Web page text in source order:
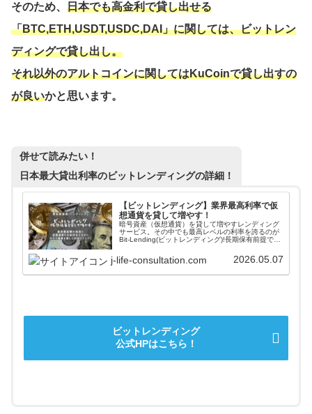
そのため、 日本でも高金利で貸し出せる
「BTC,ETH,USDT,USDC,DAI」に関しては、ビットレン
ディングで貸し出し。
それ以外のアルトコインに関してはKuCoinで貸し出すの
が良いかと思います。
併せて読みたい！
日本最大貸出利率のビットレンディングの詳細！
【ビットレンディング】業界最高利率で仮
想通貨を貸して増やす！
暗号資産（仮想通貨）を貸して増やすレンディング
サービス。その中でも最高レベルの利率を誇るのが
Bit-Lending(ビットレンディング)!長期保有前提で暗
門サービスで資産を貸し出して利回りをアップさせ
ましょう！
j-life-consultation.com 2026.05.07
ビットレンディング
公式HPはこちら！